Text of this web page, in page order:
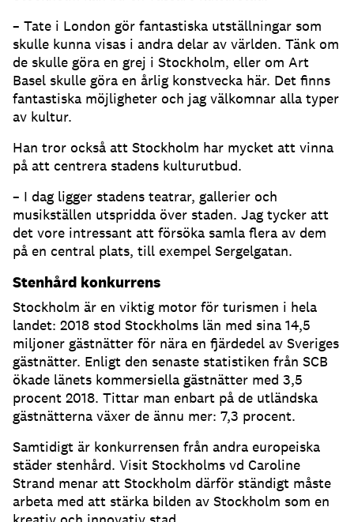
– Tate i London gör fantastiska utställningar som
skulle kunna visas i andra delar av världen. Tänk om
de skulle göra en grej i Stockholm, eller om Art
Basel skulle göra en årlig konstvecka här. Det finns
fantastiska möjligheter och jag välkomnar alla typer
av kultur.
Han tror också att Stockholm har mycket att vinna
på att centrera stadens kulturutbud.
– I dag ligger stadens teatrar, gallerier och
musikställen utspridda över staden. Jag tycker att
det vore intressant att försöka samla flera av dem
på en central plats, till exempel Sergelgatan.
Stenhård konkurrens
Stockholm är en viktig motor för turismen i hela
landet: 2018 stod Stockholms län med sina 14,5
miljoner gästnätter för nära en fjärdedel av Sveriges
gästnätter. Enligt den senaste statistiken från SCB
ökade länets kommersiella gästnätter med 3,5
procent 2018. Tittar man enbart på de utländska
gästnätterna växer de ännu mer: 7,3 procent.
Samtidigt är konkurrensen från andra europeiska
städer stenhård. Visit Stockholms vd Caroline
Strand menar att Stockholm därför ständigt måste
arbeta med att stärka bilden av Stockholm som en